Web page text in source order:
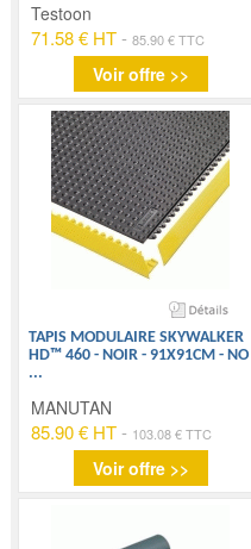
Testoon
71.58 € HT -85.90 € TTC
Voir offre >>
TAPIS MODULAIRE SKYWALKER
HD™ 460 - NOIR - 91X91CM - NO
...
MANUTAN
85.90 € HT - 103.08 € TTC
Voir offre >>